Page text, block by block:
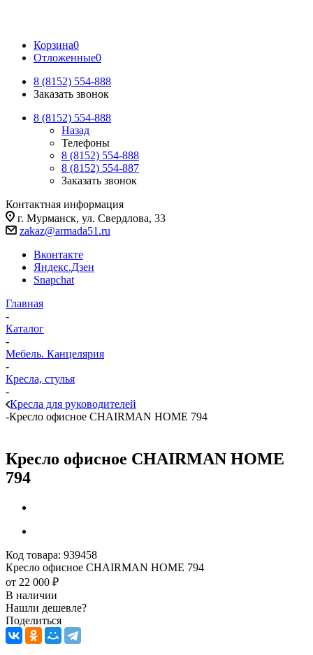
Корзина0
Отложенные0
8 (8152) 554-888
Заказать звонок
8 (8152) 554-888
Назад
Телефоны
8 (8152) 554-888
8 (8152) 554-887
Заказать звонок
Контактная информация
г. Мурманск, ул. Свердлова, 33
zakaz@armada51.ru
Вконтакте
Яндекс.Дзен
Snapchat
Главная
-
Каталог
-
Мебель. Канцелярия
-
Кресла, стулья
-
Кресла для руководителей
-Кресло офисное CHAIRMAN HOME 794
Кресло офисное CHAIRMAN HOME
794
Код товара: 939458
Кресло офисное CHAIRMAN HOME 794
от 22 000 ₽
В наличии
Нашли дешевле?
Поделиться